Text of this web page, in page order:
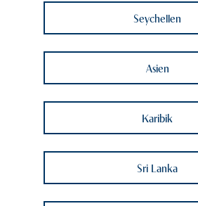
Südamerika
Zentralamerika
Zentralasien
Seychellen
Asien
Karibik
Sri Lanka